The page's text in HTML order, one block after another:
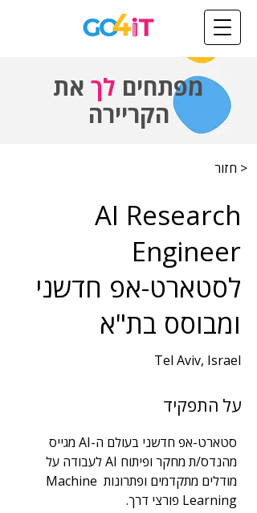
מפתחים לך את
הקריירה
< חזור
AI Research
Engineer
לסטארט-אפ חדשני
ומבוסס בת"א
Tel Aviv, Israel
4
תחום
AI
על התפקיד
סטארט-אפ חדשני בעולם ה-AI מגייס
מהנדס/ת מחקר ופיתוח AI לעבודה על
מודלים מתקדמים ופתרונות Machine
Learning פורצי דרך.